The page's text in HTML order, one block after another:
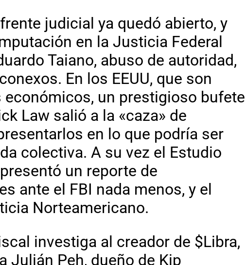
judicial ya quedó abierto, y
en la Justicia Federal
Taiano, abuso de autoridad,
En los EEUU, que son
un prestigioso bufete
Law salió a la «caza» de
en lo que podría ser
colectiva. A su vez el Estudio
un reporte de
ante el FBI nada menos, y el
Norteamericano.
investiga al creador de $Libra,
Julián Peh, dueño de Kip